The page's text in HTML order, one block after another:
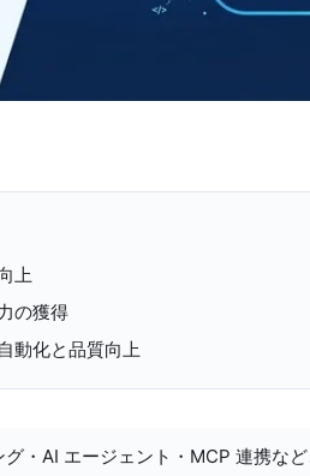
上
の獲得
動化と品質向上
・AI エージェント・MCP 連携な